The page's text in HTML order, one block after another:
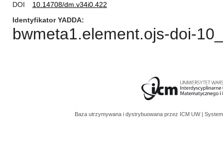
DOI
10.14708/dm.v34i0.422
Identyfikator YADDA
bwmeta1.element.ojs-doi-
Baza utrzymywana i dystrybuowana przez ICM UW |